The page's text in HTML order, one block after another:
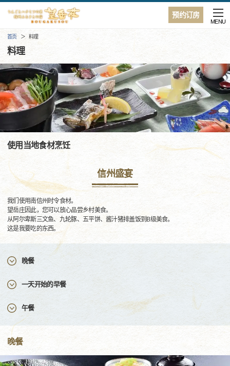
预约订房
MENU
首页 料理
料理
使用当地食材烹饪
信州盛宴
我们使用南信州时令食材。
望岳庄因此，您可以放心品尝乡村美食。
从阿尔卑斯三文鱼、九轮豚、五平饼、酱汁猪排盖饭到B级美食。
这是我要吃的东西。
晚餐
一天开始的早餐
午餐
晚餐